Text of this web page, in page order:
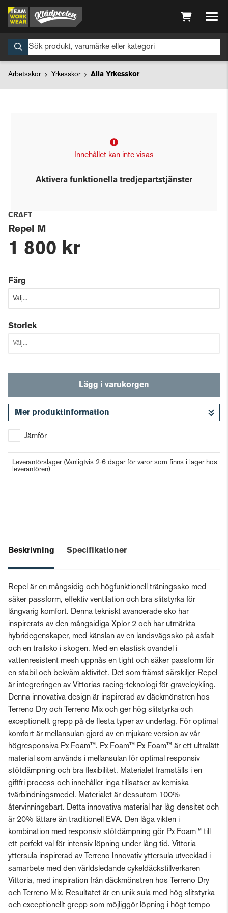
Arbetsskor Yrkesskor Alla Yrkesskor
Innehållet kan inte visas
Aktivera funktionella tredjepartstjänster
CRAFT
Repel M
1 800 kr
Färg
Storlek
Lägg i varukorgen
Mer produktinformation
Jämför
Leverantörslager (Vanligtvis 2-6 dagar för varor som finns i lager hos
leverantören)
Beskrivning Specifikationer
Repel är en mångsidig och högfunktionell träningssko med
säker passform, effektiv ventilation och bra slitstyrka för
långvarig komfort. Denna tekniskt avancerade sko har
inspirerats av den mångsidiga Xplor 2 och har utmärkta
hybridegenskaper, med känslan av en landsvägssko på asfalt
och en trailsko i skogen. Med en elastisk ovandel i
vattenresistent mesh uppnås en tight och säker passform för
en stabil och bekväm aktivitet. Det som främst särskiljer Repel
är integreringen av Vittorias racing-teknologi för gravelcykling.
Denna innovativa design är inspirerad av däckmönstren hos
Terreno Dry och Terreno Mix och ger hög slitstyrka och
exceptionellt grepp på de flesta typer av underlag. För optimal
komfort är mellansulan gjord av en mjukare version av vår
högresponsiva Px Foam™. Px Foam™ Px Foam™ är ett ultralätt
material som används i mellansulan för optimal responsiv
stötdämpning och bra flexibilitet. Materialet framställs i en
giftfri process och innehåller inga tillsatser av kemiska
tvärbindningsmedel. Materialet är dessutom 100%
återvinningsbart. Detta innovativa material har låg densitet och
är 20% lättare än traditionell EVA. Den låga vikten i
kombination med responsiv stötdämpning gör Px Foam™ till
ett perfekt val för intensiv löpning under lång tid. Vittoria
yttersula inspirerad av Terreno Innovativ yttersula utvecklad i
samarbete med den världsledande cykeldäckstillverkaren
Vittoria, med inspiration från däckmönstren hos Terreno Dry
och Terreno Mix. Resultatet är en unik sula med hög slitstyrka
och exceptionellt grepp som möjliggör löpning i högt tempo